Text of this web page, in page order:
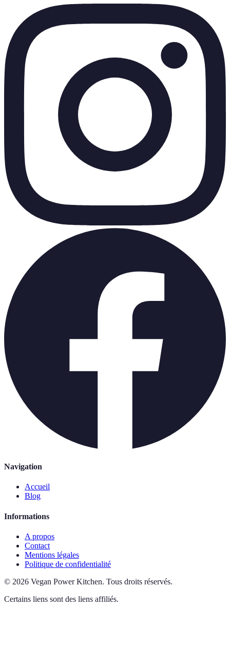
Navigation
Accueil
Blog
Informations
A propos
Contact
Mentions légales
Politique de confidentialité
© 2026 Vegan Power Kitchen. Tous droits réservés.
Certains liens sont des liens affiliés.